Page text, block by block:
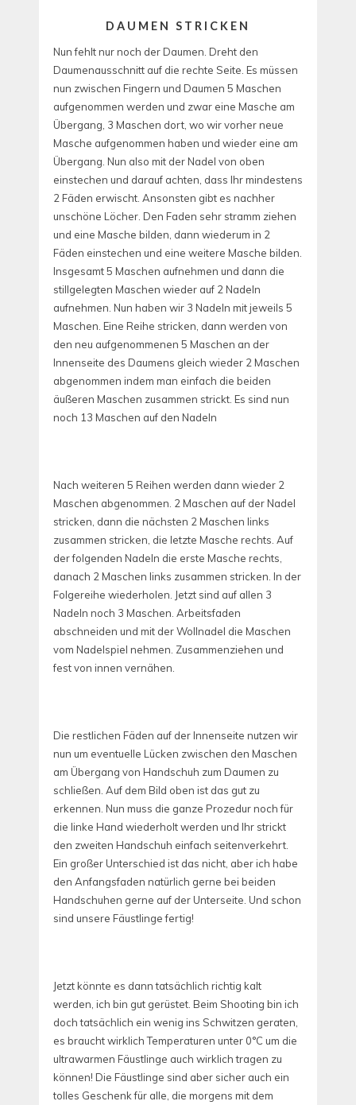
DAUMEN STRICKEN
Nun fehlt nur noch der Daumen. Dreht den
Daumenausschnitt auf die rechte Seite. Es müssen
nun zwischen Fingern und Daumen 5 Maschen
aufgenommen werden und zwar eine Masche am
Übergang, 3 Maschen dort, wo wir vorher neue
Masche aufgenommen haben und wieder eine am
Übergang. Nun also mit der Nadel von oben
einstechen und darauf achten, dass Ihr mindestens
2 Fäden erwischt. Ansonsten gibt es nachher
unschöne Löcher. Den Faden sehr stramm ziehen
und eine Masche bilden, dann wiederum in 2
Fäden einstechen und eine weitere Masche bilden.
Insgesamt 5 Maschen aufnehmen und dann die
stillgelegten Maschen wieder auf 2 Nadeln
aufnehmen. Nun haben wir 3 Nadeln mit jeweils 5
Maschen. Eine Reihe stricken, dann werden von
den neu aufgenommenen 5 Maschen an der
Innenseite des Daumens gleich wieder 2 Maschen
abgenommen indem man einfach die beiden
äußeren Maschen zusammen strickt. Es sind nun
noch 13 Maschen auf den Nadeln
Nach weiteren 5 Reihen werden dann wieder 2
Maschen abgenommen. 2 Maschen auf der Nadel
stricken, dann die nächsten 2 Maschen links
zusammen stricken, die letzte Masche rechts. Auf
der folgenden Nadeln die erste Masche rechts,
danach 2 Maschen links zusammen stricken. In der
Folgereihe wiederholen. Jetzt sind auf allen 3
Nadeln noch 3 Maschen. Arbeitsfaden
abschneiden und mit der Wollnadel die Maschen
vom Nadelspiel nehmen. Zusammenziehen und
fest von innen vernähen.
Die restlichen Fäden auf der Innenseite nutzen wir
nun um eventuelle Lücken zwischen den Maschen
am Übergang von Handschuh zum Daumen zu
schließen. Auf dem Bild oben ist das gut zu
erkennen. Nun muss die ganze Prozedur noch für
die linke Hand wiederholt werden und Ihr strickt
den zweiten Handschuh einfach seitenverkehrt.
Ein großer Unterschied ist das nicht, aber ich habe
den Anfangsfaden natürlich gerne bei beiden
Handschuhen gerne auf der Unterseite. Und schon
sind unsere Fäustlinge fertig!
Jetzt könnte es dann tatsächlich richtig kalt
werden, ich bin gut gerüstet. Beim Shooting bin ich
doch tatsächlich ein wenig ins Schwitzen geraten,
es braucht wirklich Temperaturen unter 0°C um die
ultrawarmen Fäustlinge auch wirklich tragen zu
können! Die Fäustlinge sind aber sicher auch ein
tolles Geschenk für alle, die morgens mit dem